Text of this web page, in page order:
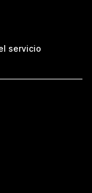
servicio